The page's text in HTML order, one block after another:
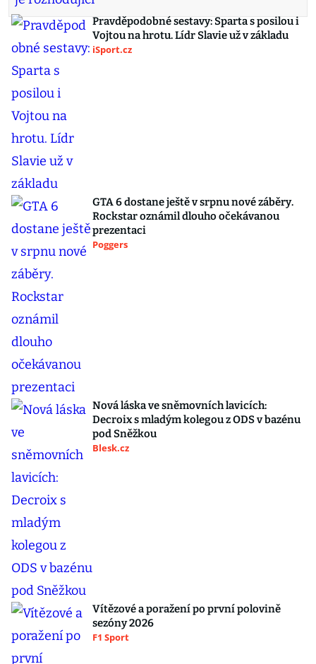
Pravděpodobné sestavy: Sparta s posilou i
Vojtou na hrotu. Lídr Slavie už v základu
iSport.cz
GTA 6 dostane ještě v srpnu nové záběry.
Rockstar oznámil dlouho očekávanou
prezentaci
Poggers
Nová láska ve sněmovních lavicích:
Decroix s mladým kolegou z ODS v bazénu
pod Sněžkou
Blesk.cz
Vítězové a poražení po první polovině
sezóny 2026
F1 Sport